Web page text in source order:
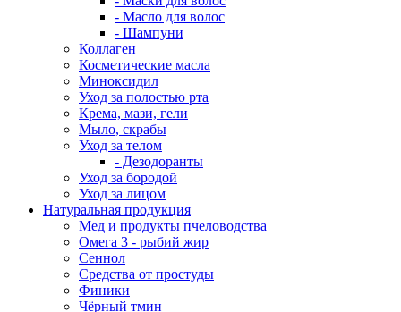
- Масло для волос
- Шампуни
Коллаген
Косметические масла
Миноксидил
Уход за полостью рта
Крема, мази, гели
Мыло, скрабы
Уход за телом
- Дезодоранты
Уход за бородой
Уход за лицом
Натуральная продукция
Мед и продукты пчеловодства
Омега 3 - рыбий жир
Сеннол
Средства от простуды
Финики
Чёрный тмин